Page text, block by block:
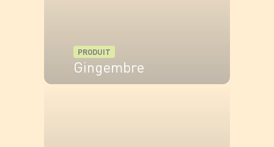
PRODUIT
Gingembre